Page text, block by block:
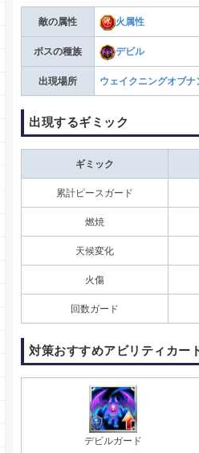
敵の属性 火属性
ボスの種族 デビル
出現場所 ウェイクニングオブナ
出現するギミック
ギミック
累計ピースガード
燃焼
天候変化
火傷
回数ガード
対策おすすめアビリティカー
デビルガード